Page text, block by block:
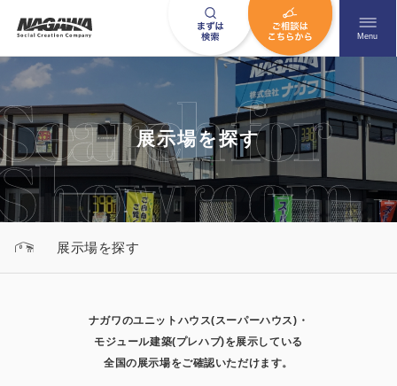
メニュ
Menu
お問い合わせはこちら
0120-09-9663
営業時間AM 9:00〜PM6:00
ナガワについて知る
展示場を探す
展示場を探す
展示場を探す
ナガワのユニットハウス(スーパーハウス)・
モジュール建築(プレハブ)を展示している
全国の展示場をご確認いただけます。